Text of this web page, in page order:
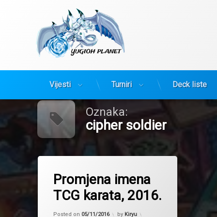
Vijesti Turniri Deck liste
Oznaka:
cipher soldier
Promjena imena
TCG karata, 2016.
Posted on 05/11/2016 by Kiryu
buhtla
cipher soldier